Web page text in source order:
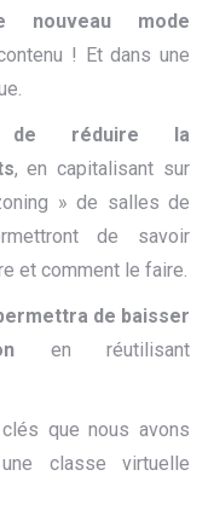
nouveau mode
! Et dans une
réduire la
s, en capitalisant sur
» de salles de
de savoir
et comment le faire.
de baisser
en réutilisant
que nous avons
classe virtuelle